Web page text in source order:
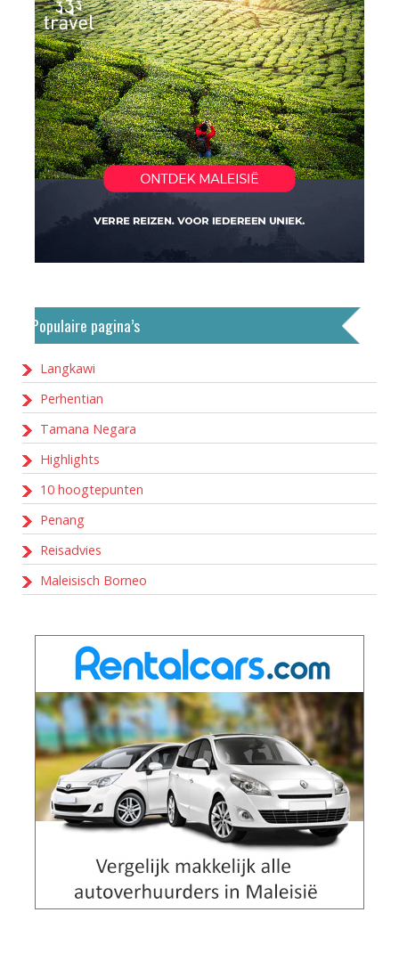
Populaire pagina’s
Langkawi
Perhentian
Tamana Negara
Highlights
10 hoogtepunten
Penang
Reisadvies
Maleisisch Borneo